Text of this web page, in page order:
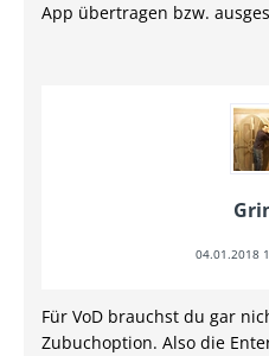
App übertragen bzw.
04.01.2018
Für VoD brauchst du gar
Zubuchoption. Also die